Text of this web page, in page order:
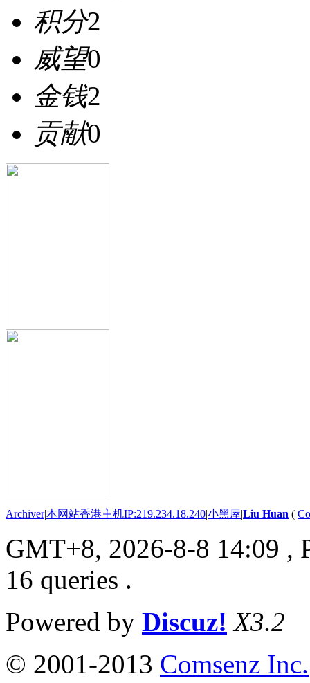
积分2
威望0
金钱2
贡献0
Archiver|本网站香港主机IP:219.234.18.240|小黑屋|Liu Huan (
GMT+8, 2026-8-8 14:09 ,
16 queries .
Powered by Discuz! X3.2
© 2001-2013 Comsenz Inc.